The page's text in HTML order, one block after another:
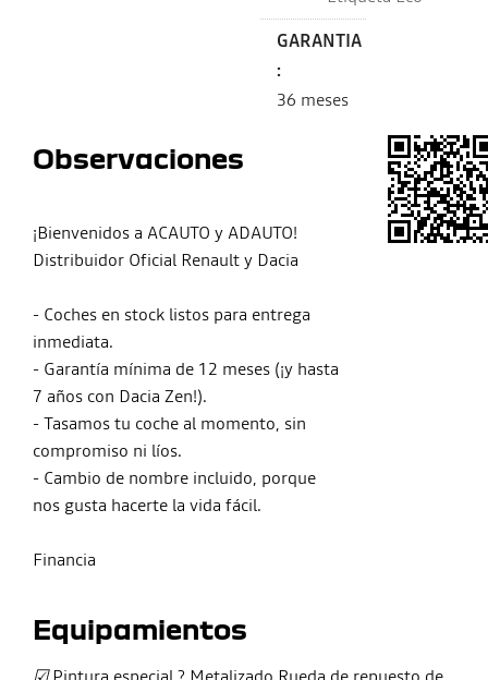
GARANTIA
:
36 meses
Observaciones
¡Bienvenidos a ACAUTO y ADAUTO!
Distribuidor Oficial Renault y Dacia
- Coches en stock listos para entrega
inmediata.
- Garantía mínima de 12 meses (¡y hasta
7 años con Dacia Zen!).
- Tasamos tu coche al momento, sin
compromiso ni líos.
- Cambio de nombre incluido, porque
nos gusta hacerte la vida fácil.
Financia
Equipamientos